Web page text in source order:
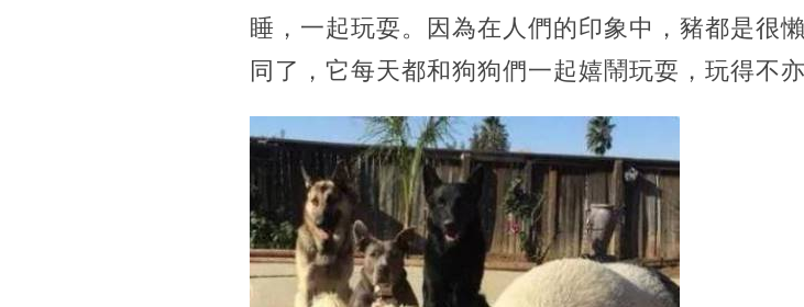
睡，一起玩耍。因為在人們的印象中，豬都是很
同了，它每天都和狗狗們一起嬉鬧玩耍，玩得不亦